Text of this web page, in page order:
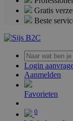
Gratis
Beste
Login
Aanmelden
Favorieten
0